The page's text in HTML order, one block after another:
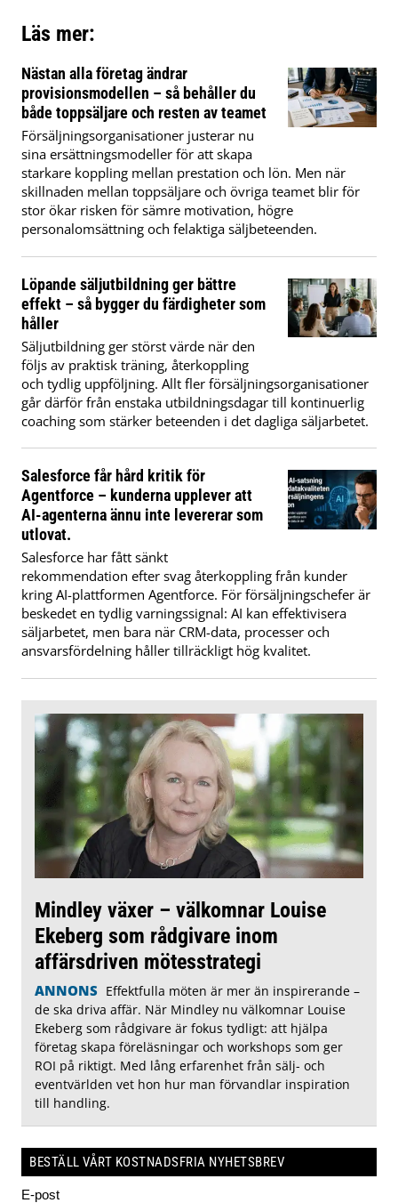
Läs mer:
Nästan alla företag ändrar
provisionsmodellen – så behåller du
både toppsäljare och resten av teamet
Försäljningsorganisationer justerar nu
sina ersättningsmodeller för att skapa
starkare koppling mellan prestation och lön. Men när
skillnaden mellan toppsäljare och övriga teamet blir för
stor ökar risken för sämre motivation, högre
personalomsättning och felaktiga säljbeteenden.
Löpande säljutbildning ger bättre
effekt – så bygger du färdigheter som
håller
Säljutbildning ger störst värde när den
följs av praktisk träning, återkoppling
och tydlig uppföljning. Allt fler försäljningsorganisationer
går därför från enstaka utbildningsdagar till kontinuerlig
coaching som stärker beteenden i det dagliga säljarbetet.
Salesforce får hård kritik för
Agentforce – kunderna upplever att
AI-agenterna ännu inte levererar som
utlovat.
Salesforce har fått sänkt
rekommendation efter svag återkoppling från kunder
kring AI-plattformen Agentforce. För försäljningschefer är
beskedet en tydlig varningssignal: AI kan effektivisera
säljarbetet, men bara när CRM-data, processer och
ansvarsfördelning håller tillräckligt hög kvalitet.
Mindley växer – välkomnar Louise
Ekeberg som rådgivare inom
affärsdriven mötesstrategi
ANNONS Effektfulla möten är mer än inspirerande –
de ska driva affär. När Mindley nu välkomnar Louise
Ekeberg som rådgivare är fokus tydligt: att hjälpa
företag skapa föreläsningar och workshops som ger
ROI på riktigt. Med lång erfarenhet från sälj- och
eventvärlden vet hon hur man förvandlar inspiration
till handling.
BESTÄLL VÅRT KOSTNADSFRIA NYHETSBREV
E-post